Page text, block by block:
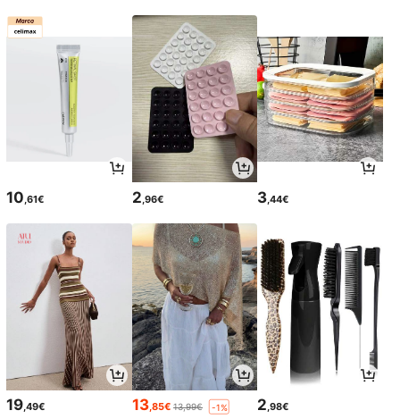
10 ,61€ 2 ,96€ 3 ,44€
19 ,49€ 13,85€ 13,99€ -1% 2 ,98€